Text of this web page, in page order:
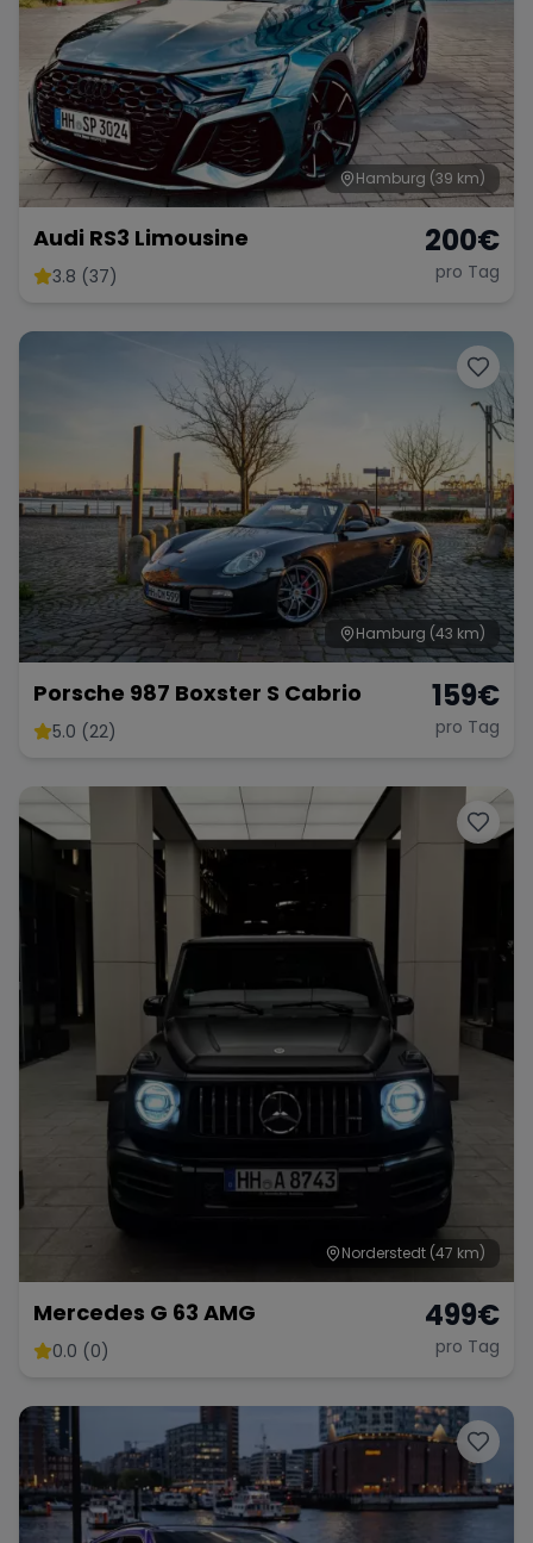
Tesla Chevrolet Dodge
Bentley Rolls Royce Aston Martin
Bugatti Maserati
Corvette
Hamburg (39 km)
Audi RS3 Limousine
3.8 (37)
200€
pro Tag
Hamburg (43 km)
Porsche 987 Boxster S Cabrio
5.0 (22)
159€
pro Tag
Norderstedt (47 km)
Mercedes G 63 AMG
0.0 (0)
499€
pro Tag